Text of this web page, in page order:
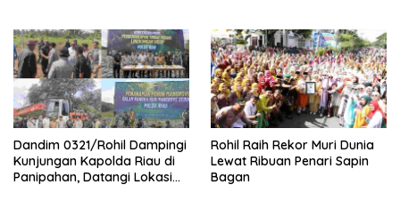
Dandim 0321/Rohil Dampingi
Kunjungan Kapolda Riau di
Panipahan, Datangi Lokasi
Rohil Raih Rekor Muri Dunia
Lewat Ribuan Penari Sapin
Bagan